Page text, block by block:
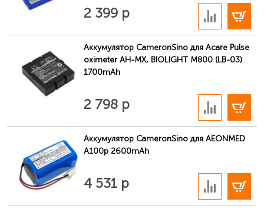
2 399 р
Аккумулятор CameronSino для Acare Pulse
oximeter AH-MX, BIOLIGHT M800 (LB-03)
1700mAh
2 798 р
Аккумулятор CameronSino для AEONMED
A100p 2600mAh
4 531 р